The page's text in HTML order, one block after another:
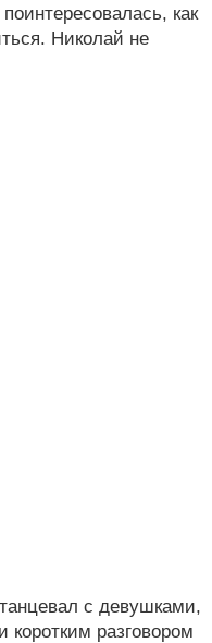
как
Николай не
с девушками,
коротким разговором